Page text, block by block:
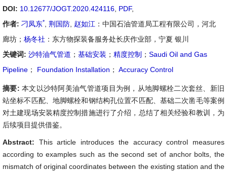
DOI: 10.12677/JOGT.2020.424116 PDF,
作者: 刁凤东* 荆国防 赵如江 ：中国石油管道局工程有限公司，河北
廊坊； 杨冬社 ：东方物探装备服务处长庆作业部，宁夏 银川
关键词: 沙特油气管道 ； 基础安装 ； 精度控制 ； Saudi Oil and Gas
Pipeline ； Foundation Installation ； Accuracy Control
摘要: 本文以沙特阿美油气管道项目为例，从地脚螺栓二次套丝、新旧
站坐标不匹配、地脚螺栓和钢结构孔位置不匹配、基础二次凿毛等案例
对土建现场安装精度控制措施进行了介绍，总结了相关经验和教训，为
后续项目提供借鉴。
Abstract: This article introduces the accuracy control measures
according to examples such as the second set of anchor bolts, the
mismatch of original coordinates between the existing station and the